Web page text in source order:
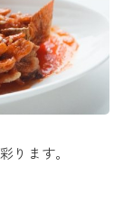
ります。